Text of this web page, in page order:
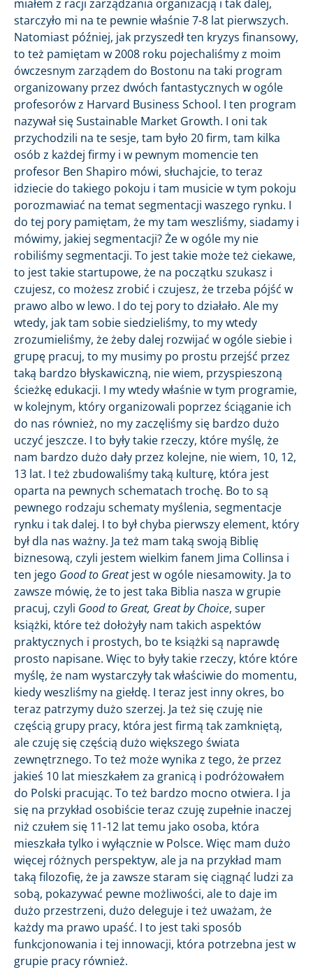
miałem z racji zarządzania organizacją i tak dalej,
starczyło mi na te pewnie właśnie 7-8 lat pierwszych.
Natomiast później, jak przyszedł ten kryzys finansowy,
to też pamiętam w 2008 roku pojechaliśmy z moim
ówczesnym zarządem do Bostonu na taki program
organizowany przez dwóch fantastycznych w ogóle
profesorów z Harvard Business School. I ten program
nazywał się Sustainable Market Growth. I oni tak
przychodzili na te sesje, tam było 20 firm, tam kilka
osób z każdej firmy i w pewnym momencie ten
profesor Ben Shapiro mówi, słuchajcie, to teraz
idziecie do takiego pokoju i tam musicie w tym pokoju
porozmawiać na temat segmentacji waszego rynku. I
do tej pory pamiętam, że my tam weszliśmy, siadamy i
mówimy, jakiej segmentacji? Że w ogóle my nie
robiliśmy segmentacji. To jest takie może też ciekawe,
to jest takie startupowe, że na początku szukasz i
czujesz, co możesz zrobić i czujesz, że trzeba pójść w
prawo albo w lewo. I do tej pory to działało. Ale my
wtedy, jak tam sobie siedzieliśmy, to my wtedy
zrozumieliśmy, że żeby dalej rozwijać w ogóle siebie i
grupę pracuj, to my musimy po prostu przejść przez
taką bardzo błyskawiczną, nie wiem, przyspieszoną
ścieżkę edukacji. I my wtedy właśnie w tym programie,
w kolejnym, który organizowali poprzez ściąganie ich
do nas również, no my zaczęliśmy się bardzo dużo
uczyć jeszcze. I to były takie rzeczy, które myślę, że
nam bardzo dużo dały przez kolejne, nie wiem, 10, 12,
13 lat. I też zbudowaliśmy taką kulturę, która jest
oparta na pewnych schematach trochę. Bo to są
pewnego rodzaju schematy myślenia, segmentacje
rynku i tak dalej. I to był chyba pierwszy element, który
był dla nas ważny. Ja też mam taką swoją Biblię
biznesową, czyli jestem wielkim fanem Jima Collinsa i
ten jego Good to Greatjest w ogóle niesamowity. Ja to
zawsze mówię, że to jest taka Biblia nasza w grupie
pracuj, czyli Good to Great, Great by Choice, super
książki, które też dołożyły nam takich aspektów
praktycznych i prostych, bo te książki są naprawdę
prosto napisane. Więc to były takie rzeczy, które które
myślę, że nam wystarczyły tak właściwie do momentu,
kiedy weszliśmy na giełdę. I teraz jest inny okres, bo
teraz patrzymy dużo szerzej. Ja też się czuję nie
częścią grupy pracy, która jest firmą tak zamkniętą,
ale czuję się częścią dużo większego świata
zewnętrznego. To też może wynika z tego, że przez
jakieś 10 lat mieszkałem za granicą i podróżowałem
do Polski pracując. To też bardzo mocno otwiera. I ja
się na przykład osobiście teraz czuję zupełnie inaczej
niż czułem się 11-12 lat temu jako osoba, która
mieszkała tylko i wyłącznie w Polsce. Więc mam dużo
więcej różnych perspektyw, ale ja na przykład mam
taką filozofię, że ja zawsze staram się ciągnąć ludzi za
sobą, pokazywać pewne możliwości, ale to daje im
dużo przestrzeni, dużo deleguje i też uważam, że
każdy ma prawo upaść. I to jest taki sposób
funkcjonowania i tej innowacji, która potrzebna jest w
grupie pracy również.